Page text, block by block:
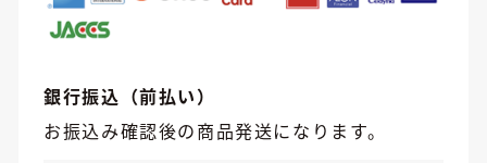
銀行振込（前払い）
お振込み確認後の商品発送になります。